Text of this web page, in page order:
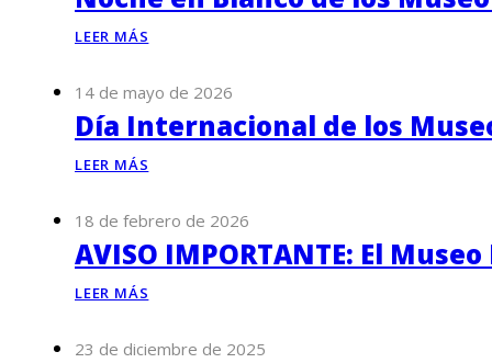
LEER MÁS
14 de mayo de 2026
Día Internacional de los
LEER MÁS
18 de febrero de 2026
AVISO IMPORTANTE: El
LEER MÁS
23 de diciembre de 2025